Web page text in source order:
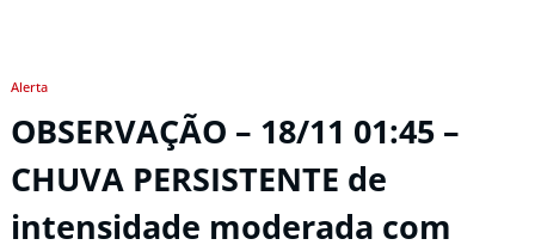
Alerta
OBSERVAÇÃO – 18/11 01:45 –
CHUVA PERSISTENTE de
intensidade moderada com